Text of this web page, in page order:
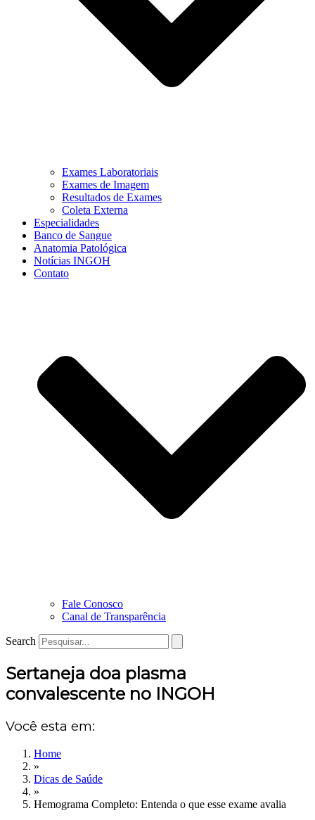
Exames Laboratoriais
Exames de Imagem
Resultados de Exames
Coleta Externa
Especialidades
Banco de Sangue
Anatomia Patológica
Notícias INGOH
Contato
Fale Conosco
Canal de Transparência
Search
Sertaneja doa plasma
convalescente no INGOH
Você esta em:
Home
»
Dicas de Saúde
»
Hemograma Completo: Entenda o que esse exame avalia